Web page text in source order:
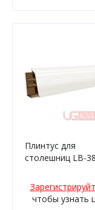
Плинтус для
столешниц LB-
(10м, 801м/476)
чтобы узнать